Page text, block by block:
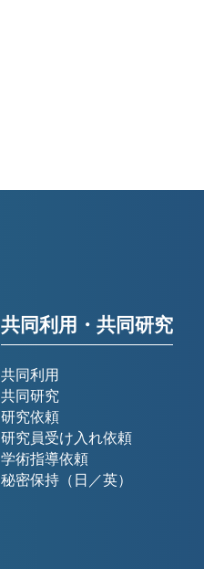
共同利用・共同研究
共同利用
共同研究
研究依頼
研究員受け入れ依頼
学術指導依頼
秘密保持（日／英）